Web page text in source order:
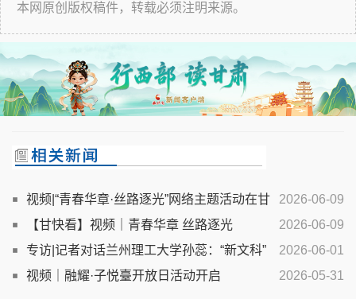
本网原创版权稿件，转载必须注明来源。
2026-06-09
视频|“青春华章·丝路逐光”网络主题活动在甘
肃张掖启动
2026-06-09
【甘快看】视频｜青春华章 丝路逐光
2026-06-01
专访|记者对话兰州理工大学孙蕊：“新文科”
背景下，财经人才培养如何“破”与“立”？
2026-05-31
视频｜融耀·子悦臺开放日活动开启